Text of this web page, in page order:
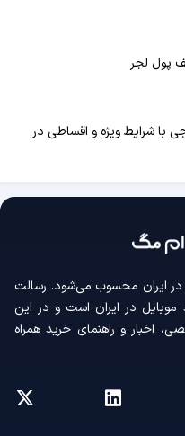
پول لجر
با شرایط ویژه و اقساطی در
ایران محسوب می‌شود. رسالت
در ایران است و در این
اخبار و راهنمای خرید همراه